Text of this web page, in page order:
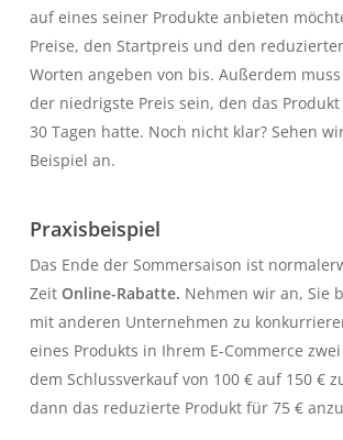
auf eines seiner Produkte anbieten
Preise, den Startpreis und den
Worten angeben von bis. Außerdem
der niedrigste Preis sein, den das
30 Tagen hatte. Noch nicht klar? Sehen
Beispiel an.
Praxisbeispiel
Das Ende der Sommersaison ist
ZeitOnline-Rabatte. Nehmen wir an, Sie
mit anderen Unternehmen zu
eines Produkts in Ihrem E-Commerce
dem Schlussverkauf von 100 € auf 150 €
dann das reduzierte Produkt für 75 €